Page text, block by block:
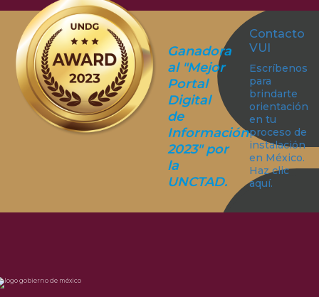
Ganadora
al "Mejor
Portal
Digital
de
Información
2023" por
la
UNCTAD.
Contacto
VUI
Escríbenos
para
brindarte
orientación
en tu
proceso de
instalación
en México.
Haz clic
aquí.